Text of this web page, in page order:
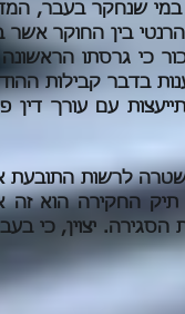
שנחקר בעבר,
בין החוקר אשר
כי גרסתו
בדבר קבילות
עם עורך דין
לרשות התובעת
תיק החקירה הוא זה
יצוין, כי